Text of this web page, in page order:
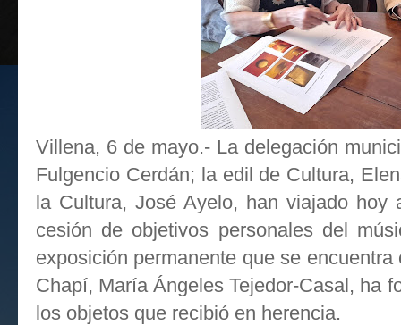
Villena, 6 de mayo.- La delegación
Fulgencio Cerdán; la edil de Cultura,
la Cultura, José Ayelo, han viajado
cesión de objetivos personales del
exposición permanente que se
Chapí, María Ángeles Tejedor-Casal, ha
los objetos que recibió en herencia.